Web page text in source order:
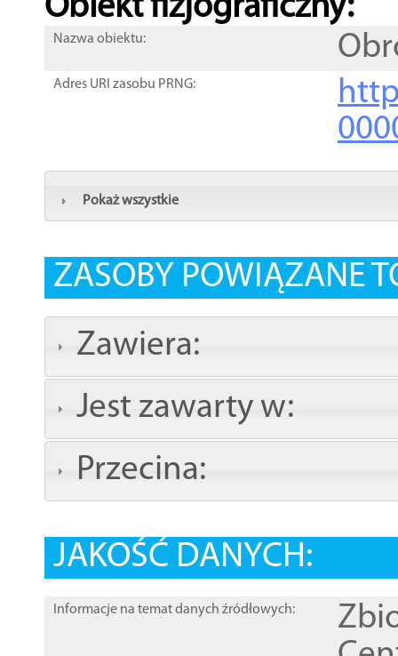
Obiekt fizjograficzny:
Nazwa obiektu:
Adres URI zasobu PRNG:
Pokaż wszystkie
ZASOBY POWIĄZANE
Zawiera:
Jest zawarty w:
Przecina:
JAKOŚĆ DANYCH:
Informacje na temat danych źródłowych: